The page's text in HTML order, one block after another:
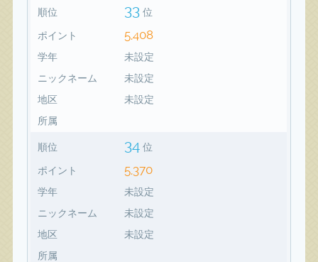
順位 33 位
ポイント 5,408
学年
未設定
ニックネーム
未設定
地区
未設定
所属
順位 34 位
ポイント 5,370
学年
未設定
ニックネーム
未設定
地区
未設定
所属